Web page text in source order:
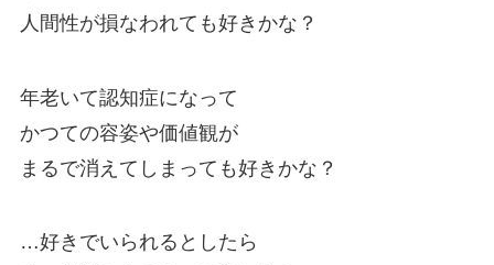
人間性が損なわれても好きかな？
年老いて認知症になって
かつての容姿や価値観が
まるで消えてしまっても好きかな？
…好きでいられるとしたら